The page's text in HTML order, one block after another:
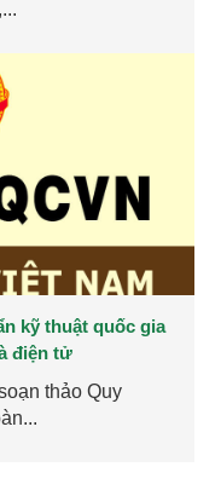
kỹ thuật quốc gia
điện tử
thảo Quy